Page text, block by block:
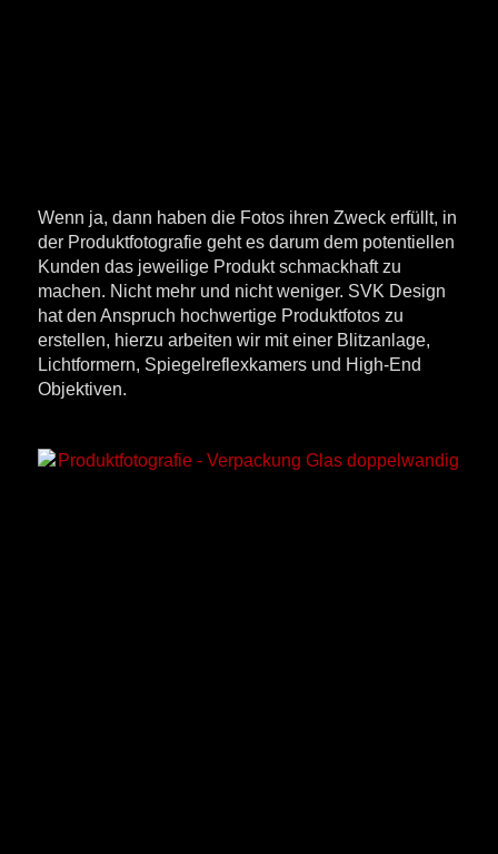
Wenn ja, dann haben die Fotos ihren Zweck erfüllt, in
der Produktfotografie geht es darum dem potentiellen
Kunden das jeweilige Produkt schmackhaft zu
machen. Nicht mehr und nicht weniger. SVK Design
hat den Anspruch hochwertige Produktfotos zu
erstellen, hierzu arbeiten wir mit einer Blitzanlage,
Lichtformern, Spiegelreflexkamers und High-End
Objektiven.